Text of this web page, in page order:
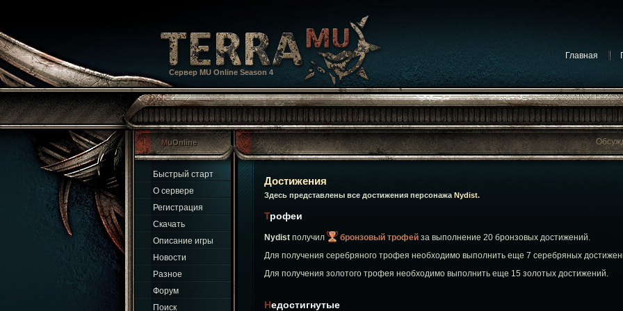
Сервер MU Online Season 4
Главная
MuOnline
Быстрый старт
О сервере
Регистрация
Скачать
Описание игры
Новости
Разное
Форум
Поиск
Обсуждают на
Достижения
Здесь представлены все достижения персонажа Nydist.
Трофеи
Nydist получил бронзовый трофей за выполнение 20 бронзовых достижений.
Для получения серебряного трофея необходимо выполнить еще 7 серебряных
Для получения золотого трофея необходимо выполнить еще 15 золотых достижений.
Недостигнутые